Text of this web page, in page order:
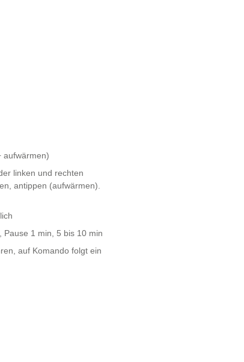
aufwärmen)
linken und rechten
antippen (aufwärmen).
Pause 1 min, 5 bis 10 min
auf Komando folgt ein